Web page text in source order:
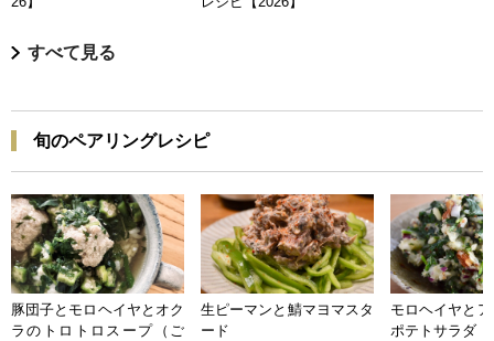
すべて見る
旬のペアリングレシピ
豚団子とモロヘイヤとオク
ラのトロトロスープ（ご
生ピーマンと鯖マヨマスタ
ード
モロヘイヤと
ポテトサラダ